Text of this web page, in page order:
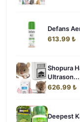
Defans
613.99 ₺
Shopura
Ultrason...
626.99 ₺
Deepest